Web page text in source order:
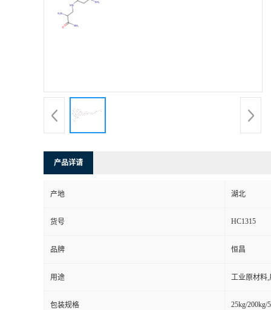
产品详请
产地 湖北
货号 HC1315
品牌 恒昌
用途 工业原材料
包装规格 25kg/200kg/